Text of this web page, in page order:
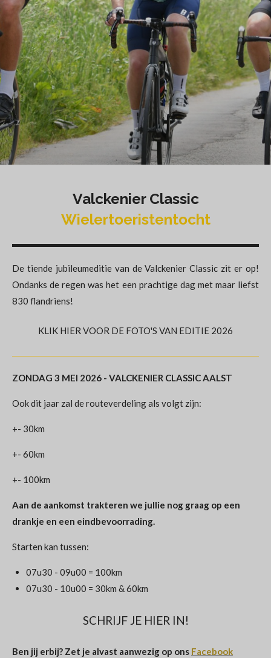
Valckenier Classic
Wielertoeristentocht
De tiende jubileumeditie van de Valckenier Classic zit er op!
Ondanks de regen was het een prachtige dag met maar liefst
830 flandriens!
KLIK HIER VOOR DE FOTO'S VAN EDITIE 2026
ZONDAG 3 MEI 2026 - VALCKENIER CLASSIC AALST
Ook dit jaar zal de routeverdeling als volgt zijn:
+- 30km
+- 60km
+- 100km
Aan de aankomst trakteren we jullie nog graag op een
drankje en een eindbevoorrading.
Starten kan tussen:
07u30 - 09u00 = 100km
07u30 - 10u00 = 30km & 60km
SCHRIJF JE HIER IN!
Ben jij erbij? Zet je alvast aanwezig op ons Facebook